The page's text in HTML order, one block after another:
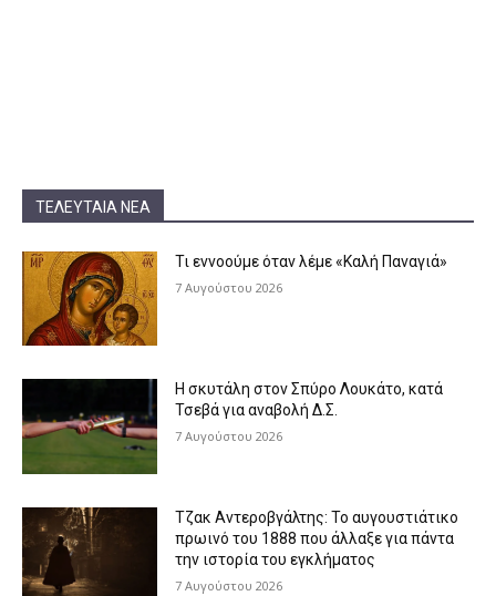
ΤΕΛΕΥΤΑΊΑ ΝΈΑ
Τι εννοούμε όταν λέμε «Καλή Παναγιά»
7 Αυγούστου 2026
Η σκυτάλη στον Σπύρο Λουκάτο, κατά
Τσεβά για αναβολή Δ.Σ.
7 Αυγούστου 2026
Τζακ Αντεροβγάλτης: To αυγουστιάτικο
πρωινό του 1888 που άλλαξε για πάντα
την ιστορία του εγκλήματος
7 Αυγούστου 2026